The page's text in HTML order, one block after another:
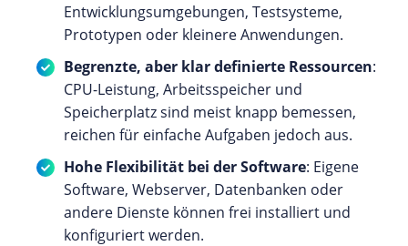
Entwicklungsumgebungen, Testsysteme,
Prototypen oder kleinere Anwendungen.
Begrenzte, aber klar definierte Ressourcen:
CPU-Leistung, Arbeitsspeicher und
Speicherplatz sind meist knapp bemessen,
reichen für einfache Aufgaben jedoch aus.
Hohe Flexibilität bei der Software: Eigene
Software, Webserver, Datenbanken oder
andere Dienste können frei installiert und
konfiguriert werden.